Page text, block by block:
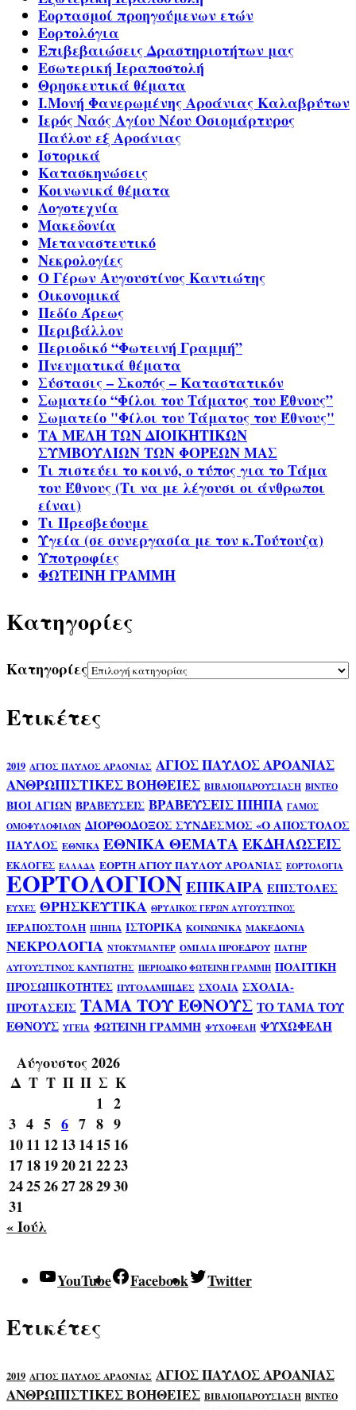
Εορτασμοί προηγούμενων ετών
Εορτολόγια
Επιβεβαιώσεις Δραστηριοτήτων μας
Εσωτερική Ιεραποστολή
Θρησκευτικά θέματα
Ι.Μονή Φανερωμένης Αροάνιας Καλαβρύτων
Ιερός Ναός Αγίου Νέου Οσιομάρτυρος
Παύλου εξ Αροάνιας
Ιστορικά
Κατασκηνώσεις
Κοινωνικά θέματα
Λογοτεχνία
Μακεδονία
Μεταναστευτικό
Νεκρολογίες
Ο Γέρων Αυγουστίνος Καντιώτης
Οικονομικά
Πεδίο Άρεως
Περιβάλλον
Περιοδικό “Φωτεινή Γραμμή”
Πνευματικά θέματα
Σύστασις – Σκοπός – Καταστατικόν
Σωματείο “Φίλοι του Τάματος του Έθνους”
Σωματείο "Φίλοι του Τάματος του Έθνους"
ΤΑ ΜΕΛΗ ΤΩΝ ΔΙΟΙΚΗΤΙΚΩΝ
ΣΥΜΒΟΥΛΙΩΝ ΤΩΝ ΦΟΡΕΩΝ ΜΑΣ
Τι πιστεύει το κοινό, ο τύπος για το Τάμα
του Έθνους (Τι να με λέγουσι οι άνθρωποι
είναι)
Τι Πρεσβεύουμε
Υγεία (σε συνεργασία με τον κ.Τούτουζα)
Υποτροφίες
ΦΩΤΕΙΝΗ ΓΡΑΜΜΗ
Kατηγορίες
Kατηγορίες
Ετικέτες
2019 ΑΓΙΟΣ ΠΑΥΛΟΣ ΑΡΑΟΝΙΑΣ ΑΓΙΟΣ ΠΑΥΛΟΣ ΑΡΟΑΝΙΑΣ
ΑΝΘΡΩΠΙΣΤΙΚΕΣ ΒΟΗΘΕΙΕΣ ΒΙΒΛΙΟΠΑΡΟΥΣΙΑΣΗ ΒΙΝΤΕΟ
ΒΙΟΙ ΑΓΙΩΝ ΒΡΑΒΕΥΣΕΙΣ ΒΡΑΒΕΥΣΕΙΣ ΙΠΗΠΑ ΓΑΜΟΣ
ΟΜΟΦΥΛΟΦΙΛΩΝ ΔΙΟΡΘΟΔΟΞΟΣ ΣΥΝΔΕΣΜΟΣ «Ο ΑΠΟΣΤΟΛΟΣ
ΠΑΥΛΟΣ ΕΘΝΙΚΑ ΕΘΝΙΚΑ ΘΕΜΑΤΑΕΚΔΗΛΩΣΕΙΣ
ΕΚΛΟΓΕΣ ΕΛΛΑΔΑ ΕΟΡΤΗ ΑΓΙΟΥ ΠΑΥΛΟΥ ΑΡΟΑΝΙΑΣ ΕΟΡΤΟΛΟΓΙΑ
ΕΟΡΤΟΛΟΓΙΟΝΕΠΙΚΑΙΡΑ ΕΠΙΣΤΟΛΕΣ
ΕΥΧΕΣ ΘΡΗΣΚΕΥΤΙΚΑ ΘΡΥΛΙΚΟΣ ΓΕΡΩΝ ΑΥΓΟΥΣΤΙΝΟΣ
ΙΕΡΑΠΟΣΤΟΛΗ ΙΠΗΠΑ ΙΣΤΟΡΙΚΑ ΚΟΙΝΩΝΙΚΑ ΜΑΚΕΔΟΝΙΑ
ΝΕΚΡΟΛΟΓΙΑ ΝΤΟΚΥΜΑΝΤΕΡ ΟΜΙΛΙΑ ΠΡΟΕΔΡΟΥ ΠΑΤΗΡ
ΑΥΓΟΥΣΤΙΝΟΣ ΚΑΝΤΙΩΤΗΣ ΠΕΡΙΟΔΙΚΟ ΦΩΤΕΙΝΗ ΓΡΑΜΜΗ ΠΟΛΙΤΙΚΗ
ΠΡΟΣΩΠΙΚΟΤΗΤΕΣ ΠΥΓΟΛΑΜΠΙΔΕΣ ΣΧΟΛΙΑ ΣΧΟΛΙΑ-
ΠΡΟΤΑΣΕΙΣ ΤΑΜΑ ΤΟΥ ΕΘΝΟΥΣ ΤΟ ΤΑΜΑ ΤΟΥ
ΕΘΝΟΥΣ ΥΓΕΙΑ ΦΩΤΕΙΝΗ ΓΡΑΜΜΗ ΨΥΧΟΦΕΛΗ ΨΥΧΩΦΕΛΗ
Αύγουστος 2026
Δ Τ Τ Π Π Σ Κ
1 2
3 4 5 6 7 8 9
1011 1213141516
17181920212223
24252627282930
31
« Ιούλ
YouTube Facebook Twitter
Ετικέτες
2019 ΑΓΙΟΣ ΠΑΥΛΟΣ ΑΡΑΟΝΙΑΣ ΑΓΙΟΣ ΠΑΥΛΟΣ ΑΡΟΑΝΙΑΣ
ΑΝΘΡΩΠΙΣΤΙΚΕΣ ΒΟΗΘΕΙΕΣ ΒΙΒΛΙΟΠΑΡΟΥΣΙΑΣΗ ΒΙΝΤΕΟ